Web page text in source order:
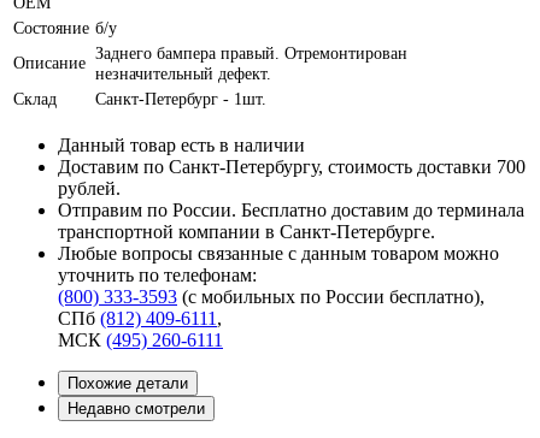
Состояние б/у
Описание Заднего бампера правый. Отремонтирован
незначительный дефект.
Склад
Санкт-Петербург - 1шт.
Данный товар есть в наличии
Доставим по Санкт-Петербургу, стоимость доставки 700
рублей.
Отправим по России. Бесплатно доставим до терминала
транспортной компании в Санкт-Петербурге.
Любые вопросы связанные с данным товаром можно
уточнить по телефонам:
(800) 333-3593 (с мобильных по России бесплатно),
СПб (812) 409-6111 ,
МСК (495) 260-6111
Похожие детали
Недавно смотрели